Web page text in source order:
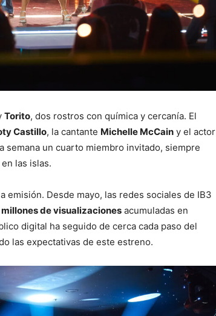
Torito, dos rostros con química y cercanía. El
Castillo, la cantante Michelle McCain y el actor
semana un cuarto miembro invitado, siempre
las islas.
emisión. Desde mayo, las redes sociales de IB3
millones de visualizaciones acumuladas en
digital ha seguido de cerca cada paso del
las expectativas de este estreno.